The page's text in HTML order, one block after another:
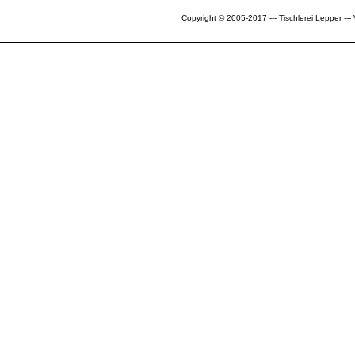
Copyright © 2005-2017 --- Tischlerei Lepper